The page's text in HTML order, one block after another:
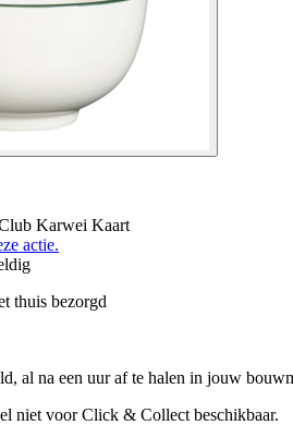
Karwei Kaart
actie.
thuis bezorgd
al na een uur af te halen in jouw
niet voor Click & Collect beschikbaar.